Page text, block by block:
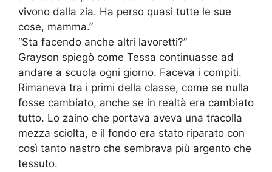
vivono dalla zia. Ha perso quasi tutte le sue
cose, mamma.”
“Sta facendo anche altri lavoretti?”
Grayson spiegò come Tessa continuasse ad
andare a scuola ogni giorno. Faceva i compiti.
Rimaneva tra i primi della classe, come se nulla
fosse cambiato, anche se in realtà era cambiato
tutto. Lo zaino che portava aveva una tracolla
mezza sciolta, e il fondo era stato riparato con
così tanto nastro che sembrava più argento che
tessuto.